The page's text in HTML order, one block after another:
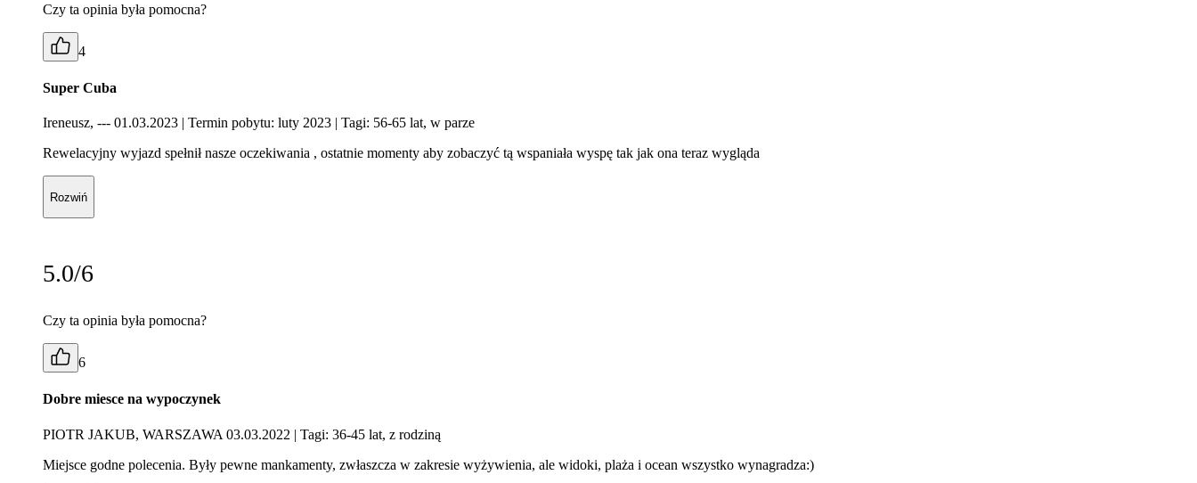
Czy ta opinia była pomocna?
4
Super Cuba
Ireneusz, --- 01.03.2023 | Termin pobytu: luty 2023 | Tagi: 56-65 lat, w parze
Rewelacyjny wyjazd spełnił nasze oczekiwania , ostatnie momenty aby zobaczyć tą wspaniała wyspę tak jak ona teraz wygląda
Rozwiń
5.0/6
Czy ta opinia była pomocna?
6
Dobre miesce na wypoczynek
PIOTR JAKUB, WARSZAWA 03.03.2022 | Tagi: 36-45 lat, z rodziną
Miejsce godne polecenia. Były pewne mankamenty, zwłaszcza w zakresie wyżywienia, ale widoki, plaża i ocean wszystko wynagradza:)